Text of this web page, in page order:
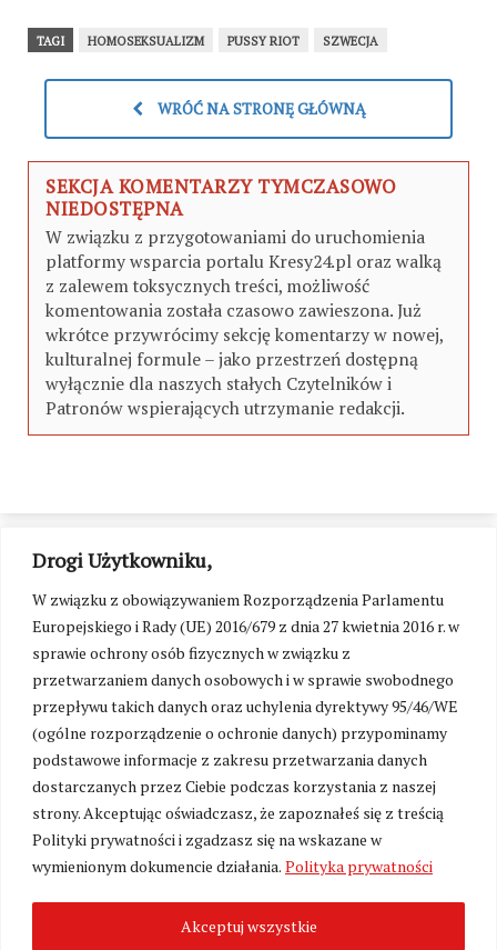
Drogi Użytkowniku,
W związku z obowiązywaniem Rozporządzenia Parlamentu
Europejskiego i Rady (UE) 2016/679 z dnia 27 kwietnia 2016 r. w
sprawie ochrony osób fizycznych w związku z
przetwarzaniem danych osobowych i w sprawie swobodnego
przepływu takich danych oraz uchylenia dyrektywy 95/46/WE
(ogólne rozporządzenie o ochronie danych) przypominamy
podstawowe informacje z zakresu przetwarzania danych
dostarczanych przez Ciebie podczas korzystania z naszej
strony. Akceptując oświadczasz, że zapoznałeś się z treścią
Polityki prywatności i zgadzasz się na wskazane w
wymienionym dokumencie działania. Polityka prywatności
Akceptuj wszystkie
TAGI HOMOSEKSUALIZM PUSSY RIOT SZWECJA
WRÓĆ NA STRONĘ GŁÓWNĄ
SEKCJA KOMENTARZY TYMCZASOWO
NIEDOSTĘPNA
W związku z przygotowaniami do uruchomienia
platformy wsparcia portalu Kresy24.pl oraz walką
z zalewem toksycznych treści, możliwość
komentowania została czasowo zawieszona. Już
wkrótce przywrócimy sekcję komentarzy w nowej,
kulturalnej formule – jako przestrzeń dostępną
wyłącznie dla naszych stałych Czytelników i
Patronów wspierających utrzymanie redakcji.
Zmień ustawienia cookies
2026. Wszelkie Prawa Zastrzeżone.